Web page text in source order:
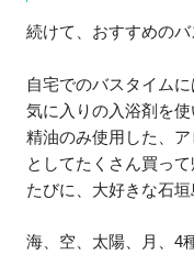
続けて、おすすめのバ
自宅でのバスタイム
気に入りの入浴剤を
精油のみ使用した、
としてたくさん買っ
たびに、大好きな石垣
海、空、太陽、月、4